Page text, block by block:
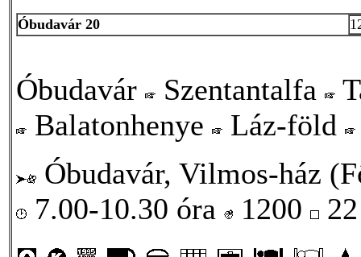
Óbudavár 20
Óbudavár Szentantalfa
Balatonhenye
Láz-föld
Óbudavár, Vilmos-ház
7.00-10.30 óra
1200